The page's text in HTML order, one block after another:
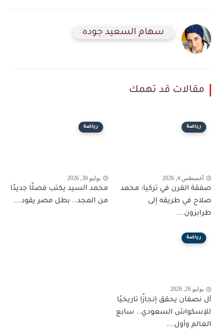
سهام السعيد جوده
مقالات قد تهمك
رياضة
أغسطس 4, 2026
صفقة القرن في تركيا: محمد
صلاح في طريقه إلى
طرابزون...
رياضة
يوليو 30, 2026
محمد السيد يكتب فصلًا جديدًا
من المجد.. بطل مصر يقود...
رياضة
يوليو 26, 2026
آل نصفان يحقق إنجازًا تاريخيًا
للإسكواش السعودي.. سابع
العالم وأول...